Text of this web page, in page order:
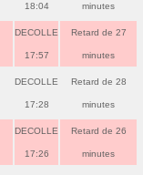
18:04 minutes
DECOLLE
17:57
Retard de 27
minutes
DECOLLE
17:28
Retard de 28
minutes
DECOLLE
17:26
Retard de 26
minutes